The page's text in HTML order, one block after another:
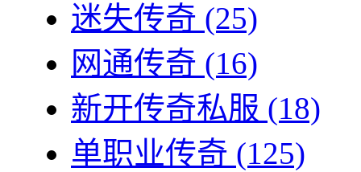
迷失传奇 (25)
网通传奇 (16)
新开传奇私服 (18)
单职业传奇 (125)